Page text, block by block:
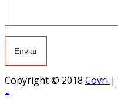
Copyright © 2018 Covri |